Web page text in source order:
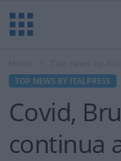
TOP NEWS BY ITALPRESS
Covid,
continua